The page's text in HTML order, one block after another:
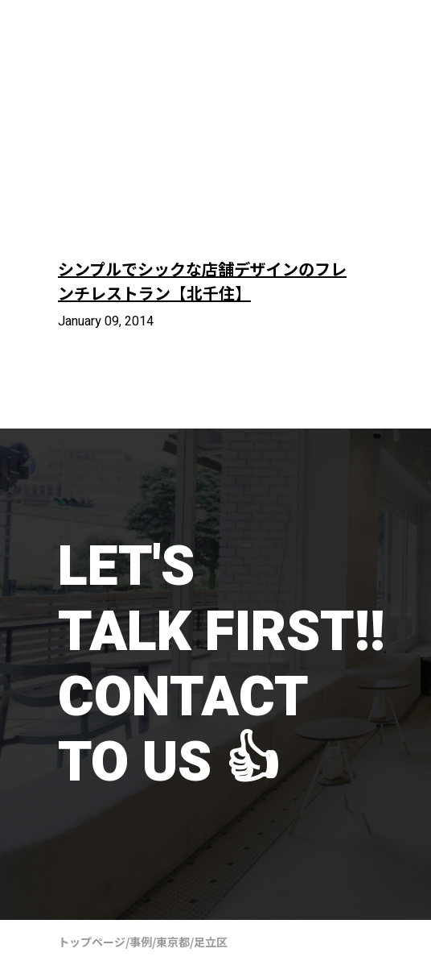
シンプルでシックな店舗デザインのフレ
ンチレストラン【北千住】
January 09, 2014
LET'S
TALK FIRST!!
CONTACT
TO US 👍
トップページ/事例/東京都/足立区